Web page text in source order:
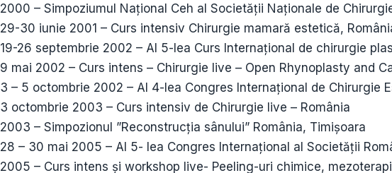
2000 – Simpoziumul Național Ceh al Societății Naționale de
29-30 iunie 2001 – Curs intensiv Chirurgie mamară estetică,
19-26 septembrie 2002 – Al 5-lea Curs Internațional de chirurgie
9 mai 2002 – Curs intens – Chirurgie live – Open Rhynoplasty and
3 – 5 octombrie 2002 – Al 4-lea Congres Internațional de Chirurgie
3 octombrie 2003 – Curs intensiv de Chirurgie live – România
2003 – Simpozionul ”Reconstrucția sânului” România, Timișoara
28 – 30 mai 2005 – Al 5- lea Congres Internațional al Societății
2005 – Curs intens și workshop live- Peeling-uri chimice,